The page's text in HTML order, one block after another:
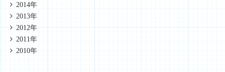
2014年
2013年
2012年
2011年
2010年